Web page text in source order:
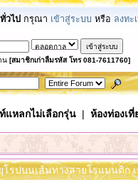
วไป กรุณา เข้าสู่ระบบ หรือ ลงทะ
น [สมาชิกเก่าลืมรหัส โทร 081-7611760]
แหลกไม่เลือกรุ่น| ห้องท่องเ
รปบนเส้นทางสายโรแมนติก